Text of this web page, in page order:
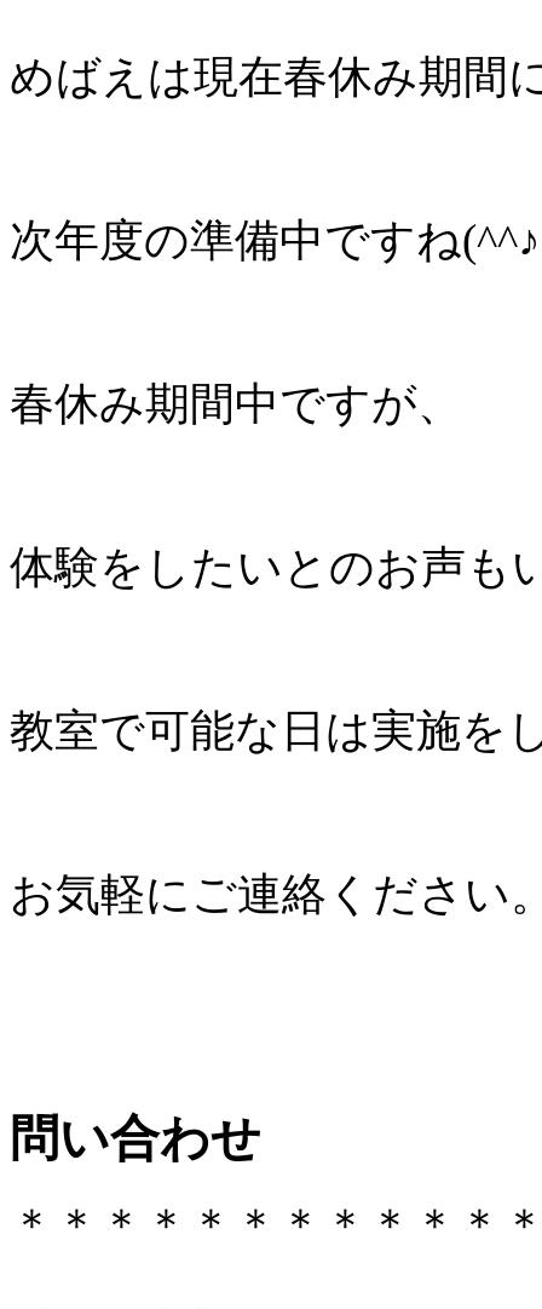
めばえは現在春休み期間
次年度の準備中ですね(^^♪
春休み期間中ですが、
体験をしたいとのお声も
教室で可能な日は実施を
お気軽にご連絡ください
問い合わせ
＊＊＊＊＊＊＊＊＊＊＊